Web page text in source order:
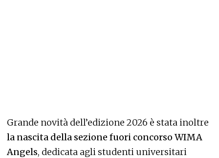
Grande novità dell’edizione 2026 è stata inoltre
la nascita della sezione fuori concorso WIMA
Angels, dedicata agli studenti universitari